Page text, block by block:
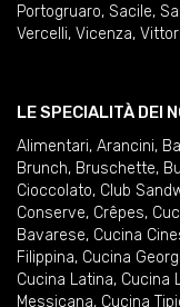
Portogruaro, Sacile,
Vercelli, Vicenza,
LE SPECIALITÀ DEI
Alimentari, Arancini,
Brunch, Bruschette,
Cioccolato, Club
Conserve, Crêpes,
Bavarese, Cucina
Filippina, Cucina
Cucina Latina, Cucina
Messicana, Cucina